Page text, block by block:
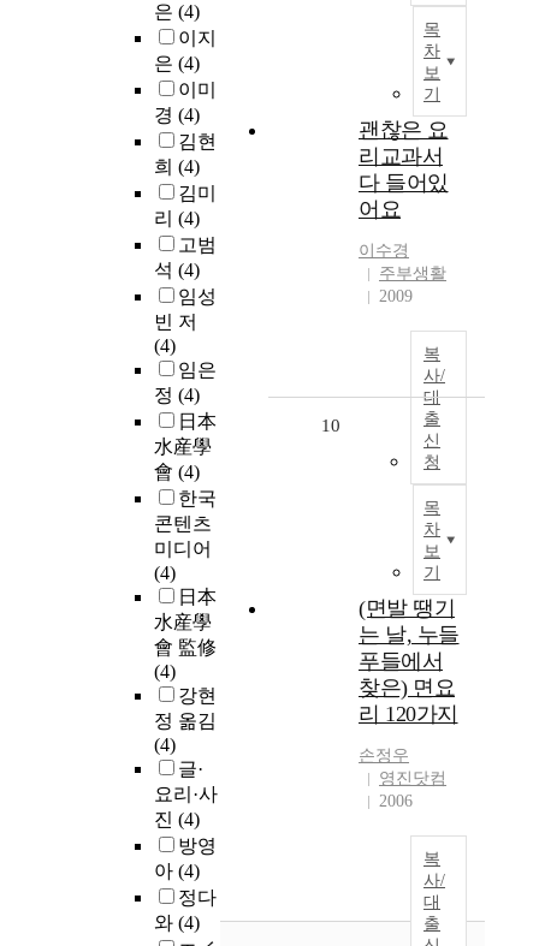
은 (4)
이지
은 (4)
이미
경 (4)
김현
희 (4)
김미
리 (4)
고범
석 (4)
임성
빈 저
(4)
임은
정 (4)
日本
水産學
會 (4)
한국
콘텐츠
미디어
(4)
日本
水産學
會 監修
(4)
강현
정 옮김
(4)
글·
요리·사
진 (4)
방영
아 (4)
정다
와 (4)
목
차
보
기
괜찮은 요
리교과서
다 들어있
어요
이수경
주부생활
2009
복
사/
대
출
신
청
목
차
보
기
10
(면발 땡기
는 날, 누들
푸들에서
찾은) 면요
리 120가지
손정우
영진닷컴
2006
복
사/
대
출